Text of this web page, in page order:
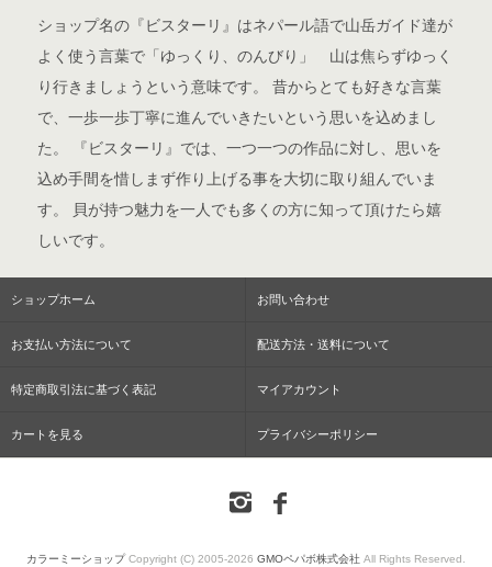
ショップ名の『ビスターリ』はネパール語で山岳ガイド達が
よく使う言葉で「ゆっくり、のんびり」 山は焦らずゆっく
り行きましょうという意味です。 昔からとても好きな言葉
で、一歩一歩丁寧に進んでいきたいという思いを込めまし
た。 『ビスターリ』では、一つ一つの作品に対し、思いを
込め手間を惜しまず作り上げる事を大切に取り組んでいま
す。 貝が持つ魅力を一人でも多くの方に知って頂けたら嬉
しいです。
ショップホーム お問い合わせ
お支払い方法について 配送方法・送料について
特定商取引法に基づく表記 マイアカウント
カートを見る プライバシーポリシー
カラーミーショップCopyright (C) 2005-2026 GMOペパボ株式会社 All Rights Reserved.